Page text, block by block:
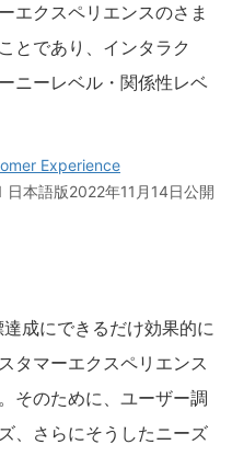
a
i
エクスペリエンスのさま
とであり、インタラク
ニーレベル・関係性レベ
Experience
日本語版2022年11月14日公開
成にできるだけ効果的に
タマーエクスペリエンス
そのために、ユーザー調
、さらにそうしたニーズ